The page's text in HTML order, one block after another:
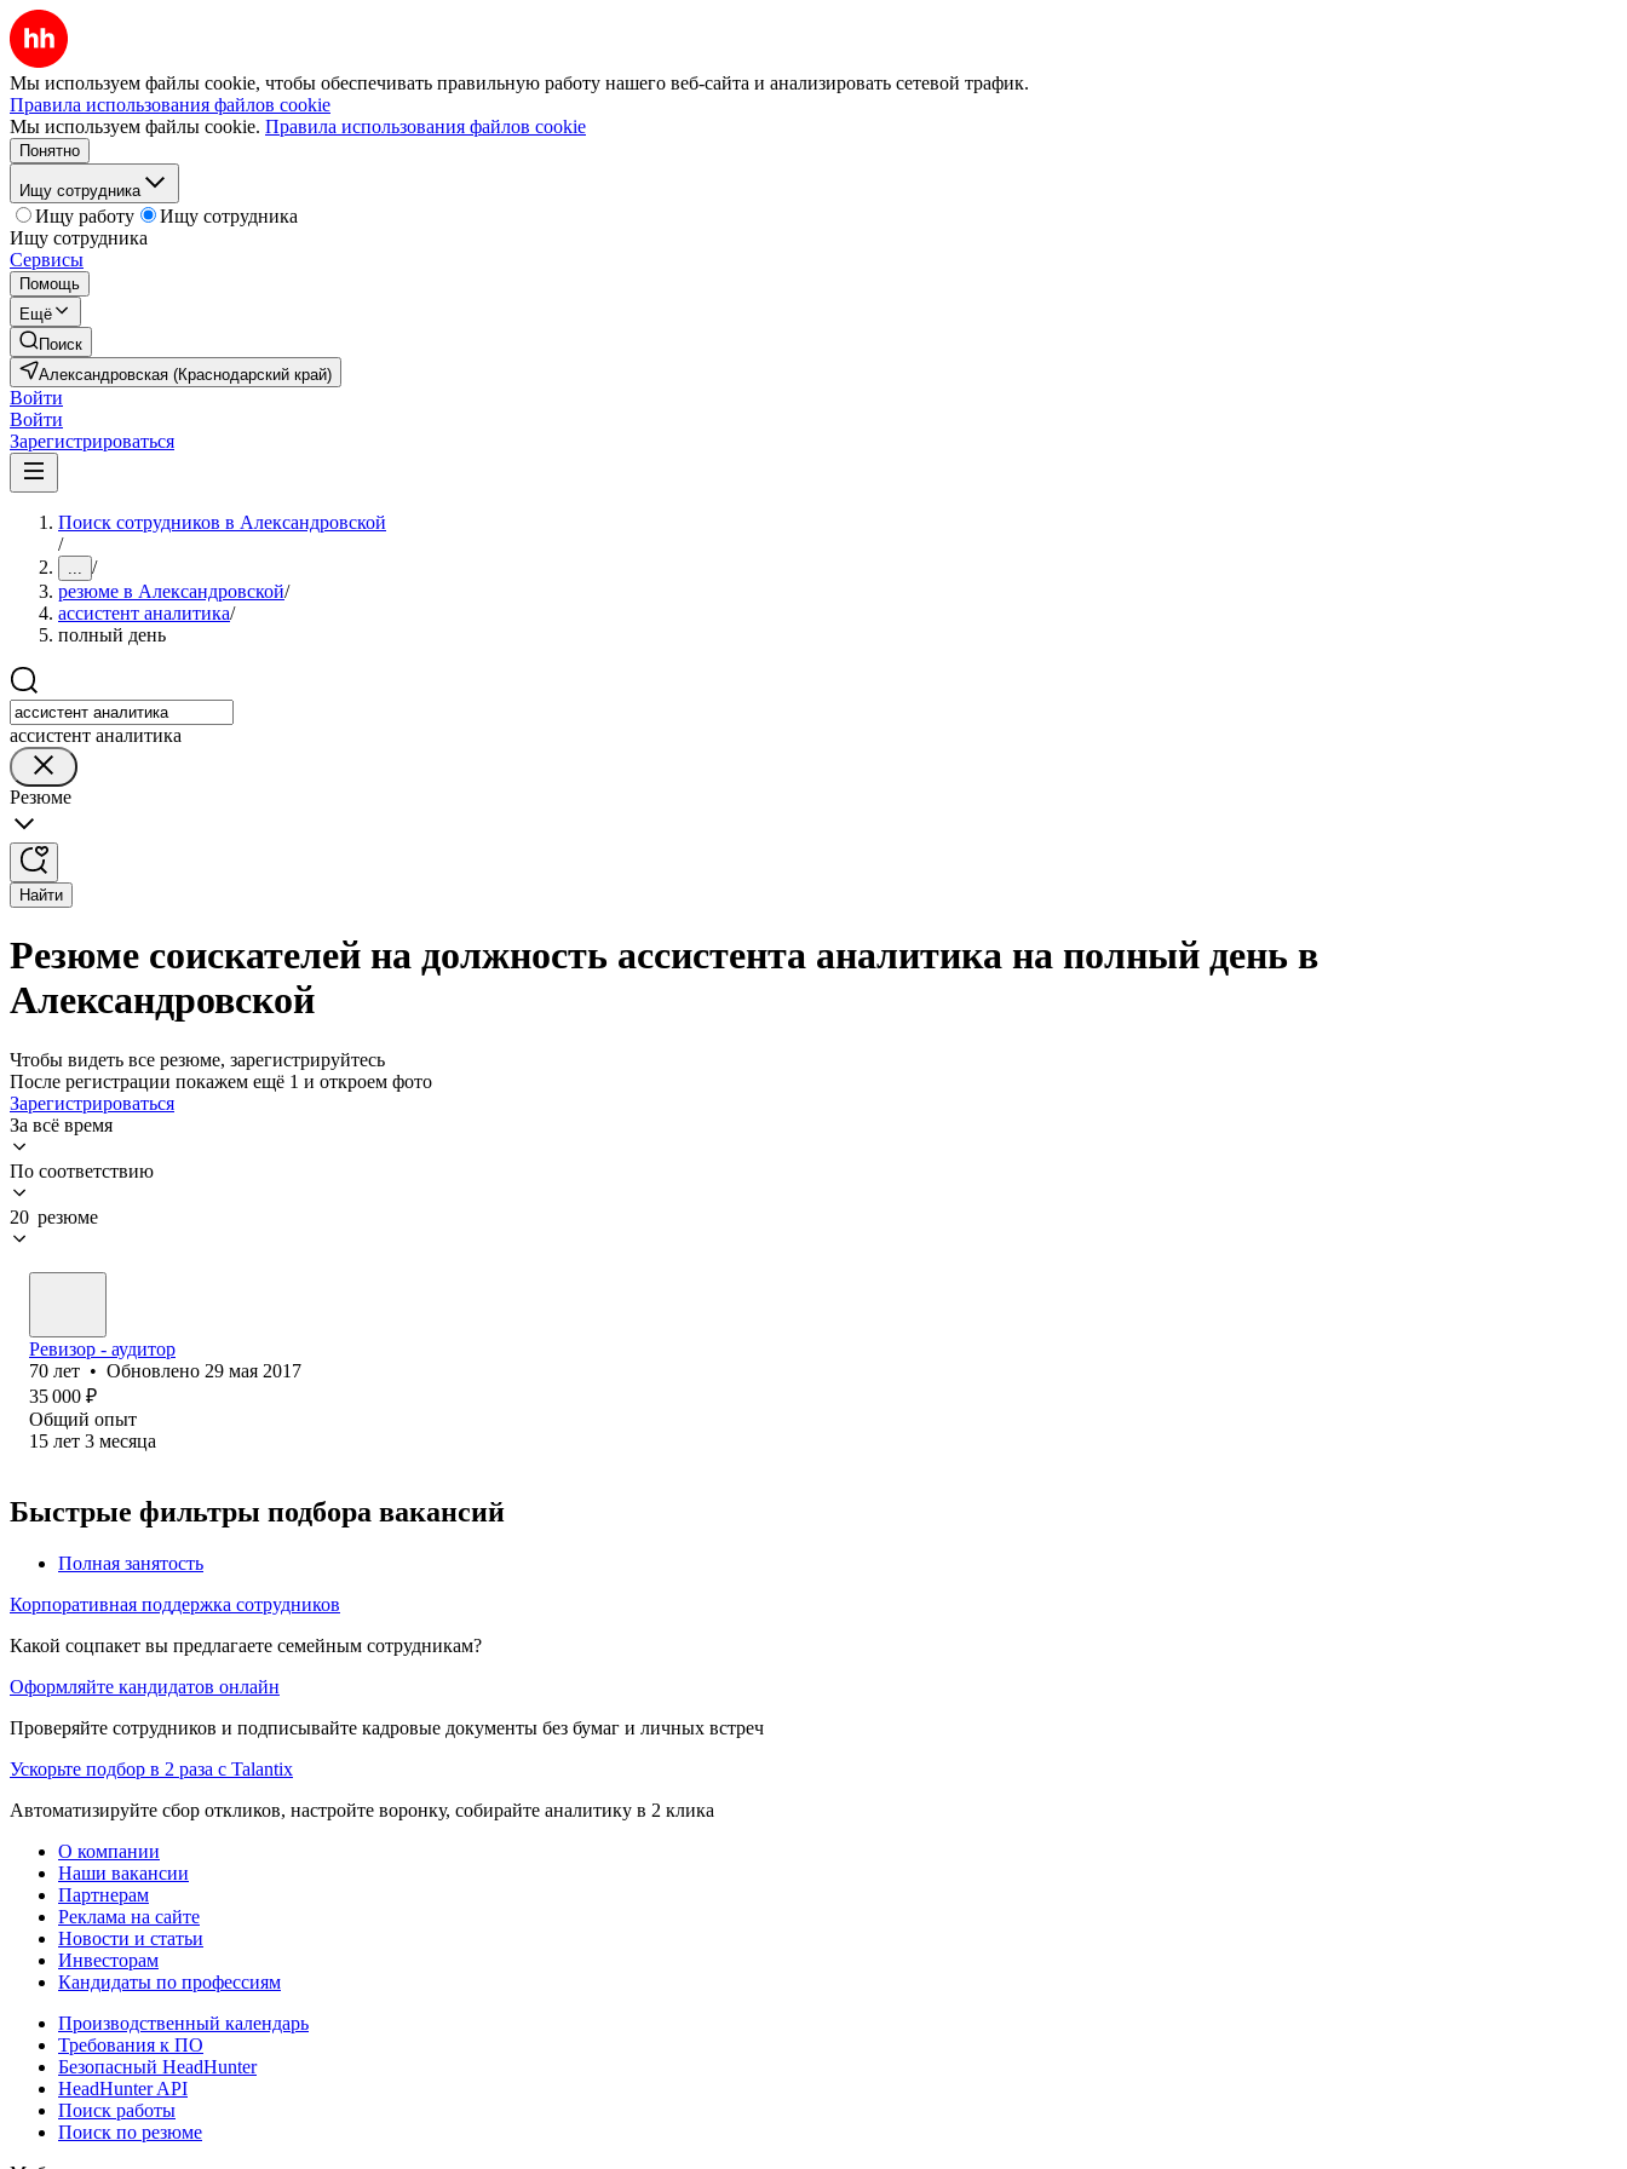
Мы используем файлы cookie, чтобы обеспечивать правильную работу нашего веб-сайта и анализировать сетевой трафик.
Правила использования файлов cookie
Мы используем файлы cookie. Правила использования файлов cookie
Понятно
Ищу сотрудника
Ищу работу
Ищу сотрудника
Ищу сотрудника
Сервисы
Помощь
Ещё
Поиск
Александровская (Краснодарский край)
Войти
Войти
Зарегистрироваться
Поиск сотрудников в Александровской
/
... /
резюме в Александровской/
ассистент аналитика/
полный день
ассистент аналитика
Резюме
Найти
Резюме соискателей на должность ассистента аналитика на полный день в
Александровской
Чтобы видеть все резюме, зарегистрируйтесь
После регистрации покажем ещё 1 и откроем фото
Зарегистрироваться
За всё время
По соответствию
20 резюме
Ревизор - аудитор
70 лет • Обновлено 29 мая 2017
35 000 ₽
Общий опыт
15 лет 3 месяца
Быстрые фильтры подбора вакансий
Полная занятость
Корпоративная поддержка сотрудников
Какой соцпакет вы предлагаете семейным сотрудникам?
Оформляйте кандидатов онлайн
Проверяйте сотрудников и подписывайте кадровые документы без бумаг и личных встреч
Ускорьте подбор в 2 раза с Talantix
Автоматизируйте сбор откликов, настройте воронку, собирайте аналитику в 2 клика
О компании
Наши вакансии
Партнерам
Реклама на сайте
Новости и статьи
Инвесторам
Кандидаты по профессиям
Производственный календарь
Требования к ПО
Безопасный HeadHunter
HeadHunter API
Поиск работы
Поиск по резюме